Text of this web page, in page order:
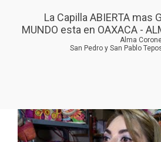
La Capilla ABIERTA mas
MUNDO esta en OAXACA -
Alma
San Pedro y San Pablo